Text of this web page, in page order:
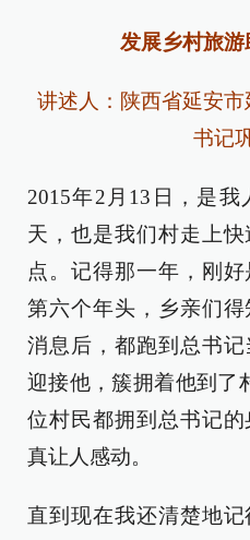
发展乡村旅
讲述人：陕西省延安
书记
2015年2月13日，是
天，也是我们村走上
点。记得那一年，刚
第六个年头，乡亲们
消息后，都跑到总书
迎接他，簇拥着他到了
位村民都拥到总书记
真让人感动。
直到现在我还清楚地